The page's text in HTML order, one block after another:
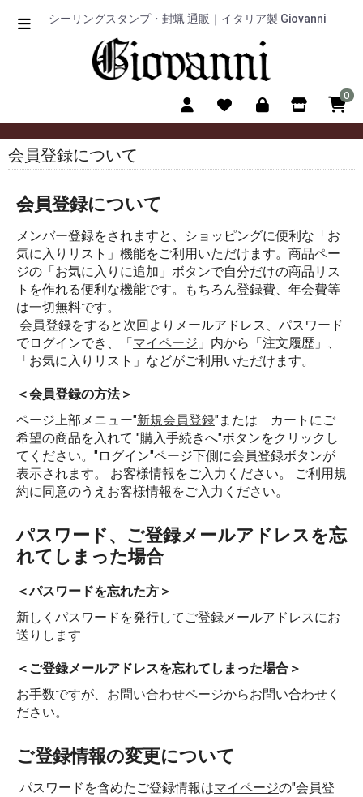
シーリングスタンプ・封蝋 通販｜イタリア製 Giovanni
0
会員登録について
会員登録について
メンバー登録をされますと、ショッピングに便利な「お
気に入りリスト」機能をご利用いただけます。商品ペー
ジの「お気に入りに追加」ボタンで自分だけの商品リス
トを作れる便利な機能です。もちろん登録費、年会費等
は一切無料です。
会員登録をすると次回よりメールアドレス、パスワード
でログインでき、「マイページ 」内から「注文履歴」、
「お気に入りリスト」などがご利用いただけます。
＜会員登録の方法＞
ページ上部メニュー"新規会員登録"または カートにご
希望の商品を入れて "購入手続きへ"ボタンをクリックし
てください。"ログイン"ページ下側に会員登録ボタンが
表示されます。 お客様情報をご入力ください。 ご利用規
約に同意のうえお客様情報をご入力ください。
パスワード、ご登録メールアドレスを忘
れてしまった場合
＜パスワードを忘れた方＞
新しくパスワードを発行してご登録メールアドレスにお
送りします
＜ご登録メールアドレスを忘れてしまった場合＞
お手数ですが、 お問い合わせページからお問い合わせく
ださい。
ご登録情報の変更について
パスワードを含めたご登録情報はマイページの"会員登